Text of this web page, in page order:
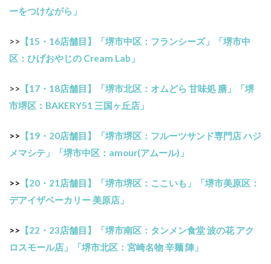
ーをつけながら」
>> 【15・16店舗目】「堺市中区：フランシーズ」「堺市中
区：ひげおやじの Cream Lab」
>> 【17・18店舗目】「堺市北区：オムどら 甘味処 膳」「堺
市堺区：BAKERY51 三国ヶ丘店」
>> 【19・20店舗目】「堺市堺区：フルーツサンド専門店 ハジ
メマシテ」「堺市中区：amour(アムール)」
>> 【20・21店舗目】「堺市堺区：ここいも」「堺市美原区：
デアイザベーカリー 美原店」
>> 【22・23店舗目】「堺市南区：タンメン食堂 波の花 アク
ロスモール店」「堺市北区：宮崎名物 辛麺 陣」